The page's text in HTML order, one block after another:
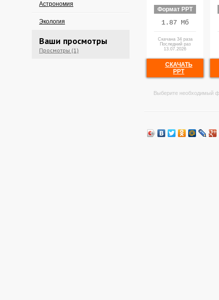
Астрономия
Экология
Ваши просмотры
Просмотры (1)
Формат PPT
1.87 Мб
Скачана 34 раза
Последний раз
13.07.2026
СКАЧАТЬ
PPT
Выберите необходимый